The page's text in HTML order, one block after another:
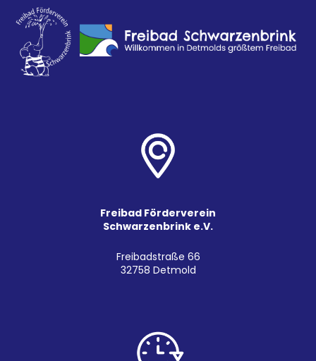
Freibad Förderverein
Schwarzenbrink e.V.
Freibadstraße 66
32758 Detmold